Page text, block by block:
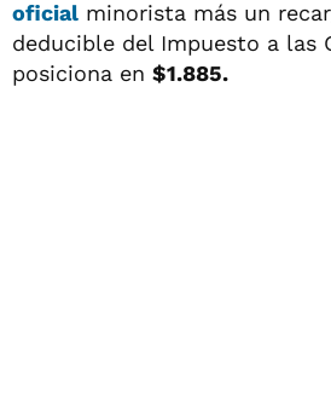
oficial minorista más un
deducible del Impuesto a las
posiciona en $1.885.